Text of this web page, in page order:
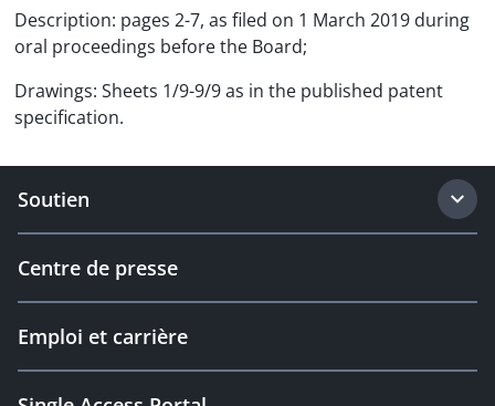
Description: pages 2-7, as filed on 1 March 2019 during
oral proceedings before the Board;
Drawings: Sheets 1/9-9/9 as in the published patent
specification.
Soutien
Centre de presse
Emploi et carrière